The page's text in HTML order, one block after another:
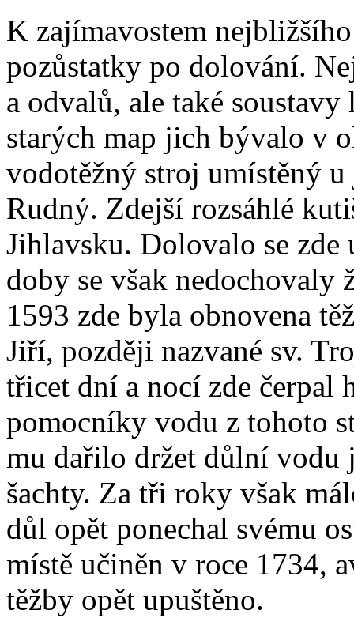
K zajímavostem
pozůstatky po dolování.
a odvalů, ale také
starých map jich bývalo v
vodotěžný stroj umístěný u
Rudný. Zdejší rozsáhlé
Jihlavsku. Dolovalo se
doby se však nedochovaly
1593 zde byla obnovena
Jiří, později nazvané sv.
třicet dní a nocí zde čerpal
pomocníky vodu z tohoto
mu dařilo držet důlní vodu
šachty. Za tři roky však
důl opět ponechal svému
místě učiněn v roce 1734,
těžby opět upuštěno.